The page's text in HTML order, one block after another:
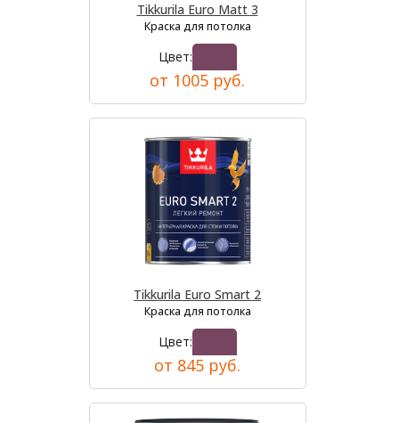
Tikkurila Euro Matt 3
Краска для потолка
Цвет:
от 1005 руб.
Tikkurila Euro Smart 2
Краска для потолка
Цвет:
от 845 руб.